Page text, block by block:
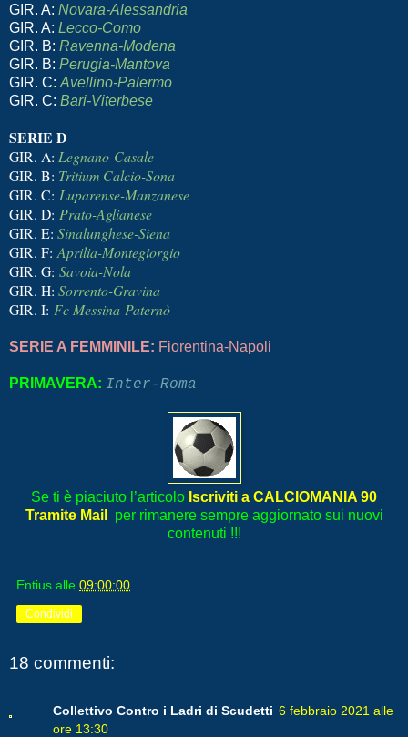
GIR. A: Novara-Alessandria
GIR. A: Lecco-Como
GIR. B: Ravenna-Modena
GIR. B: Perugia-Mantova
GIR. C:Avellino-Palermo
GIR. C: Bari-Viterbese
SERIE D
GIR. A: Legnano-Casale
GIR. B: Tritium Calcio-Sona
GIR. C: Luparense-Manzanese
GIR. D: Prato-Aglianese
GIR. E: Sinalunghese-Siena
GIR. F:Aprilia-Montegiorgio
GIR. G: Savoia-Nola
GIR. H: Sorrento-Gravina
GIR. I: Fc Messina-Paternò
SERIE A FEMMINILE: Fiorentina-Napoli
PRIMAVERA: Inter-Roma
Se ti è piaciuto l’articolo Iscriviti a CALCIOMANIA 90
Tramite Mail
per rimanere sempre aggiornato sui nuovi
contenuti !!!
Entius alle 09:00:00
Condividi
18 commenti:
Collettivo Contro i Ladri di Scudetti 6 febbraio 2021 alle
ore 13:30